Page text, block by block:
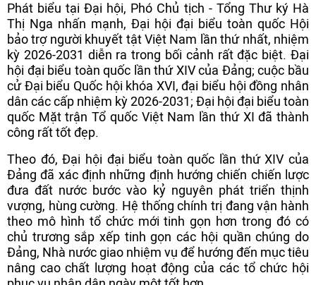
Phát biểu tại Đại hội, Phó Chủ tịch - Tổng Thư ký Hà
Thị Nga nhấn mạnh, Đại hội đại biểu toàn quốc Hội
bảo trợ người khuyết tật Việt Nam lần thứ nhất, nhiệm
kỳ 2026-2031 diễn ra trong bối cảnh rất đặc biệt. Đại
hội đại biểu toàn quốc lần thứ XIV của Đảng; cuộc bầu
cử Đại biểu Quốc hội khóa XVI, đại biểu hội đồng nhân
dân các cấp nhiệm kỳ 2026-2031; Đại hội đại biểu toàn
quốc Mặt trận Tổ quốc Việt Nam lần thứ XI đã thành
công rất tốt đẹp.
Theo đó, Đại hội đại biểu toàn quốc lần thứ XIV của
Đảng đã xác định những định hướng chiến chiến lược
đưa đất nước bước vào kỷ nguyên phát triển thịnh
vượng, hùng cường. Hệ thống chính trị đang vận hành
theo mô hình tổ chức mới tinh gọn hơn trong đó có
chủ trương sắp xếp tinh gọn các hội quần chúng do
Đảng, Nhà nước giao nhiệm vụ để hướng đến mục tiêu
nâng cao chất lượng hoạt động của các tổ chức hội